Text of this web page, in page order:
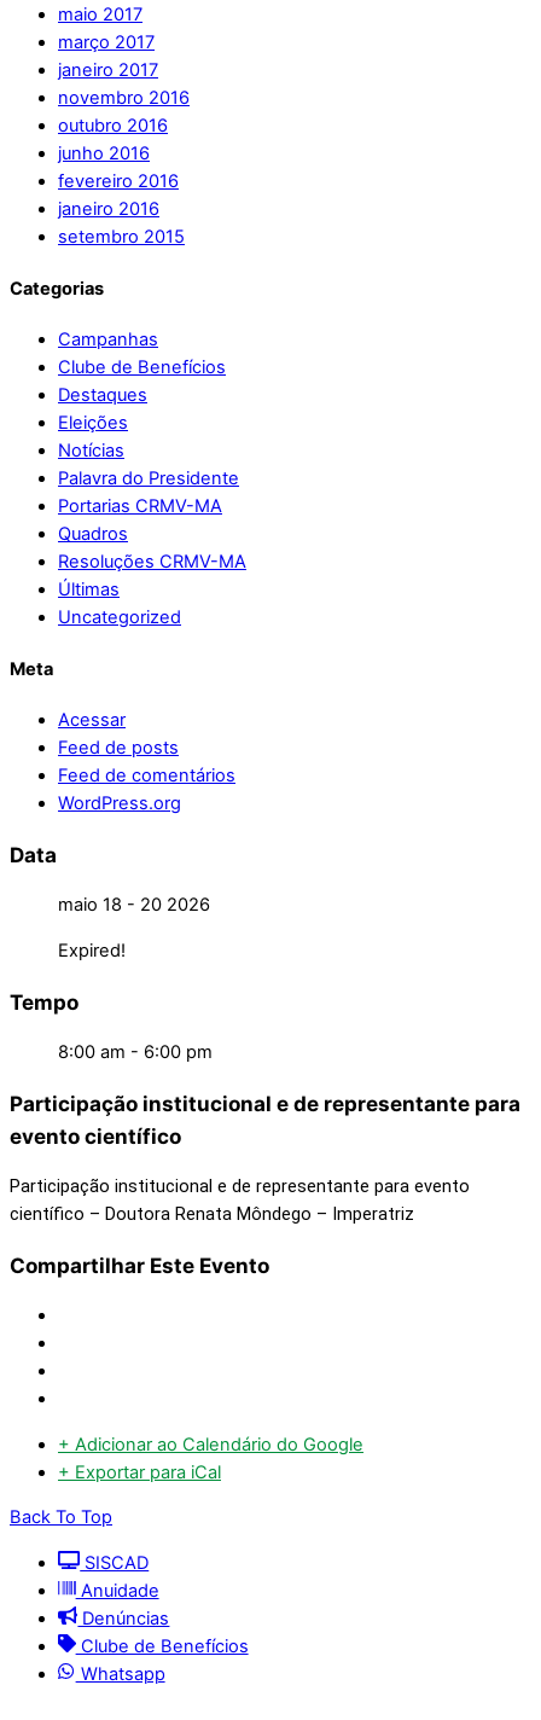
maio 2017
março 2017
janeiro 2017
novembro 2016
outubro 2016
junho 2016
fevereiro 2016
janeiro 2016
setembro 2015
Categorias
Campanhas
Clube de Benefícios
Destaques
Eleições
Notícias
Palavra do Presidente
Portarias CRMV-MA
Quadros
Resoluções CRMV-MA
Últimas
Uncategorized
Meta
Acessar
Feed de posts
Feed de comentários
WordPress.org
Data
maio 18 - 20 2026
Expired!
Tempo
8:00 am - 6:00 pm
Participação institucional e de representante para
evento científico
Participação institucional e de representante para evento
científico – Doutora Renata Môndego – Imperatriz
Compartilhar Este Evento
+ Adicionar ao Calendário do Google
+ Exportar para iCal
Back To Top
SISCAD
Anuidade
Denúncias
Clube de Benefícios
Whatsapp